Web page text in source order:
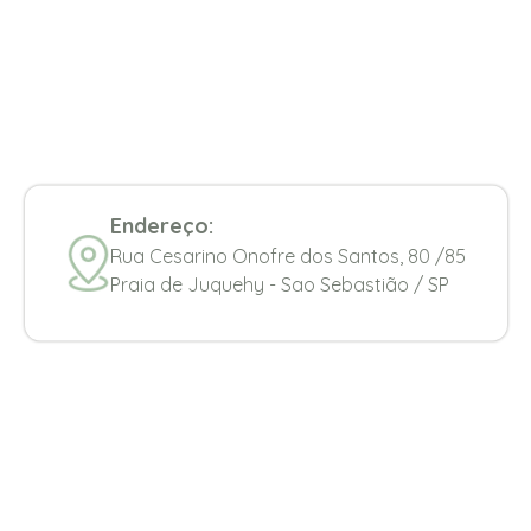
Endereço:
Rua Cesarino Onofre dos Santos, 80 /85
Praia de Juquehy - Sao Sebastião / SP